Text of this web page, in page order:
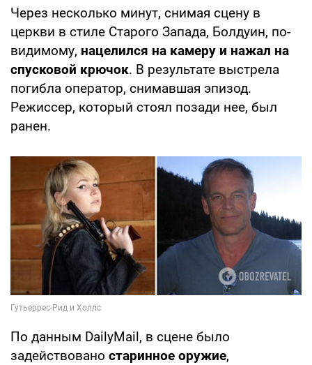
Через несколько минут, снимая сцену в
церкви в стиле Старого Запада, Болдуин, по-
видимому, нацелился на камеру и нажал на
спусковой крючок. В результате выстрела
погибла оператор, снимавшая эпизод.
Режиссер, который стоял позади нее, был
ранен.
По данным DailyMail, в сцене было
задействовано старинное оружие,